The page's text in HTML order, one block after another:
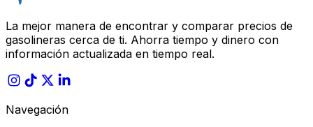
La mejor manera de encontrar y comparar precios de
gasolineras cerca de ti. Ahorra tiempo y dinero con
información actualizada en tiempo real.
Navegación